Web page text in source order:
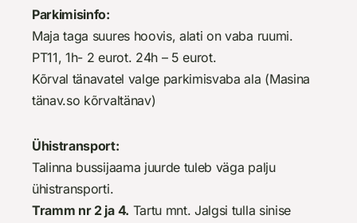
Parkimisinfo:
Maja taga suures hoovis, alati on vaba ruumi.
PT11, 1h- 2 eurot. 24h – 5 eurot.
Kõrval tänavatel valge parkimisvaba ala (Masina
tänav.so kõrvaltänav)
Ühistransport:
Talinna bussijaama juurde tuleb väga palju
ühistransporti.
Tramm nr 2 ja 4. Tartu mnt. Jalgsi tulla sinise